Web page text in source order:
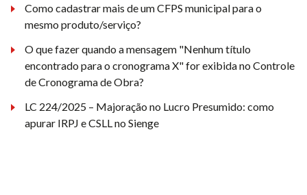
Como cadastrar mais de um CFPS municipal para o
mesmo produto/serviço?
O que fazer quando a mensagem "Nenhum título
encontrado para o cronograma X" for exibida no Controle
de Cronograma de Obra?
LC 224/2025 – Majoração no Lucro Presumido: como
apurar IRPJ e CSLL no Sienge